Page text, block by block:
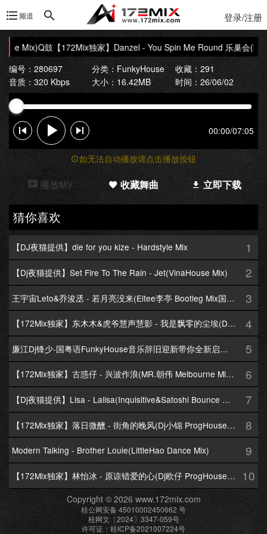
频道 登录/注册
Mix)Q鼓【172Mix独家】Danzel - You Spin Me Round 乐巢会(Dj阿
编号：280697
分类：FunkyHouse
收藏：291
音质：320 Kbps
大小：16.42MB 时间：26/06/02
00:00/07:05
如无法自动播放请点击播放按钮
播放MV 收藏舞曲 立即下载
猜你喜欢
【DJ夜猫提供】die for you kize - Hardstyle Mix 1
【Dj夜猫提供】Set Fire To The Rain - Jet(VinaHouse Mix) 2
王宇宙Leto&乔浚丞 - 若月亮没来(Eltee李亭 Bootleg Mix国语合唱) 3
【172Mix独家】东木木&虎爷慧声慧影 - 我是飘零的尘埃(Dj十三 Melbourne Mix国语男) 4
廉江Dj锋少-国粤语FunkyHouse音乐辞旧迎新带你全新启航跨年专辑172Mix串烧 5
【172Mix独家】古惑仔 - 兴波作浪(MR.朝伟 Melbourne Mix粤语男) 6
【Dj夜猫提供】Lisa - Lalisa(Inquisitive&Satoshi Bounce Mix) 7
【172Mix独家】落日微醺 - 街角的晚风(Dj小锦 ProgHouse Mix粤语女) 8
Modern Talking - Brother Louie(LittleHao Dance Mix) 9
【172Mix独家】林怡冰 - 原谅错爱的心(Dj欧仔 ProgHouse Mix粤语女) 10
Copyright © 2026 www.172mix.com
桂公网安备 45010002450662 号
桂网文〔2024〕3347-059号
许可证：桂ICP备2021007224号